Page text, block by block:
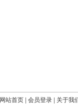
网站首页 会员登录
关于我